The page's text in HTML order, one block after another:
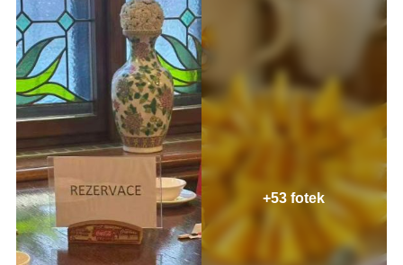
+53 fotek